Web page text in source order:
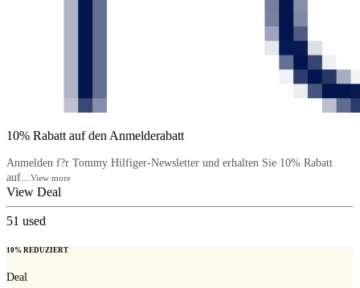
10% Rabatt auf den Anmelderabatt
Anmelden f?r Tommy Hilfiger-Newsletter und erhalten Sie 10% Rabatt
auf...View more
View Deal
51 used
10% REDUZIERT
Deal